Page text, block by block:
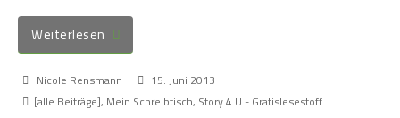
Weiterlesen
Nicole Rensmann
15. Juni 2013
[alle Beiträge], Mein Schreibtisch, Story 4 U - Gratislesestoff